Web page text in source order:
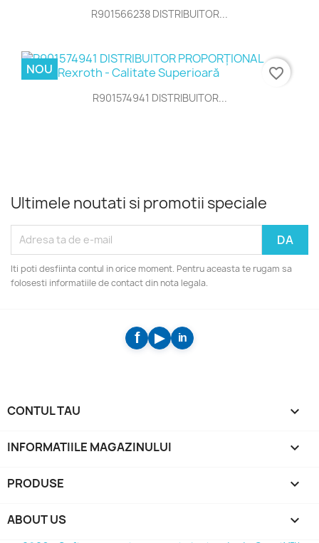
R901566238 DISTRIBUITOR...
R901574941 DISTRIBUITOR...
NOU favorite_border
Ultimele noutati si promotii speciale
Iti poti desfiinta contul in orice moment. Pentru aceasta te rugam sa
folosesti informatiile de contact din nota legala.
CONTUL TAU 
INFORMATIILE MAGAZINULUI keyboard_arrow_down
PRODUSE 
ABOUT US 